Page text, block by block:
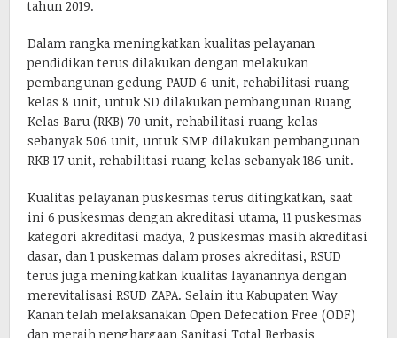
tahun 2019.
Dalam rangka meningkatkan kualitas pelayanan
pendidikan terus dilakukan dengan melakukan
pembangunan gedung PAUD 6 unit, rehabilitasi ruang
kelas 8 unit, untuk SD dilakukan pembangunan Ruang
Kelas Baru (RKB) 70 unit, rehabilitasi ruang kelas
sebanyak 506 unit, untuk SMP dilakukan pembangunan
RKB 17 unit, rehabilitasi ruang kelas sebanyak 186 unit.
Kualitas pelayanan puskesmas terus ditingkatkan, saat
ini 6 puskesmas dengan akreditasi utama, 11 puskesmas
kategori akreditasi madya, 2 puskesmas masih akreditasi
dasar, dan 1 puskemas dalam proses akreditasi, RSUD
terus juga meningkatkan kualitas layanannya dengan
merevitalisasi RSUD ZAPA. Selain itu Kabupaten Way
Kanan telah melaksanakan Open Defecation Free (ODF)
dan meraih penghargaan Sanitasi Total Berbasis